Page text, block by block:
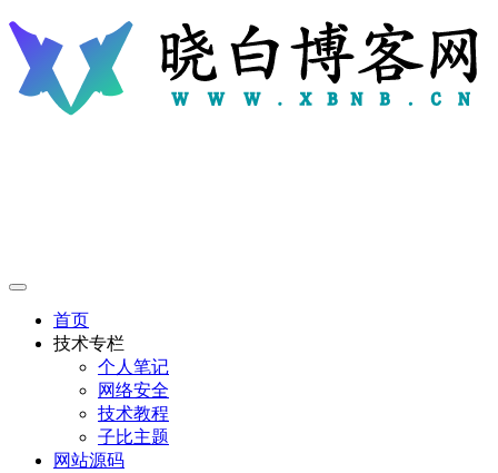
首页
技术专栏
个人笔记
网络安全
技术教程
子比主题
网站源码